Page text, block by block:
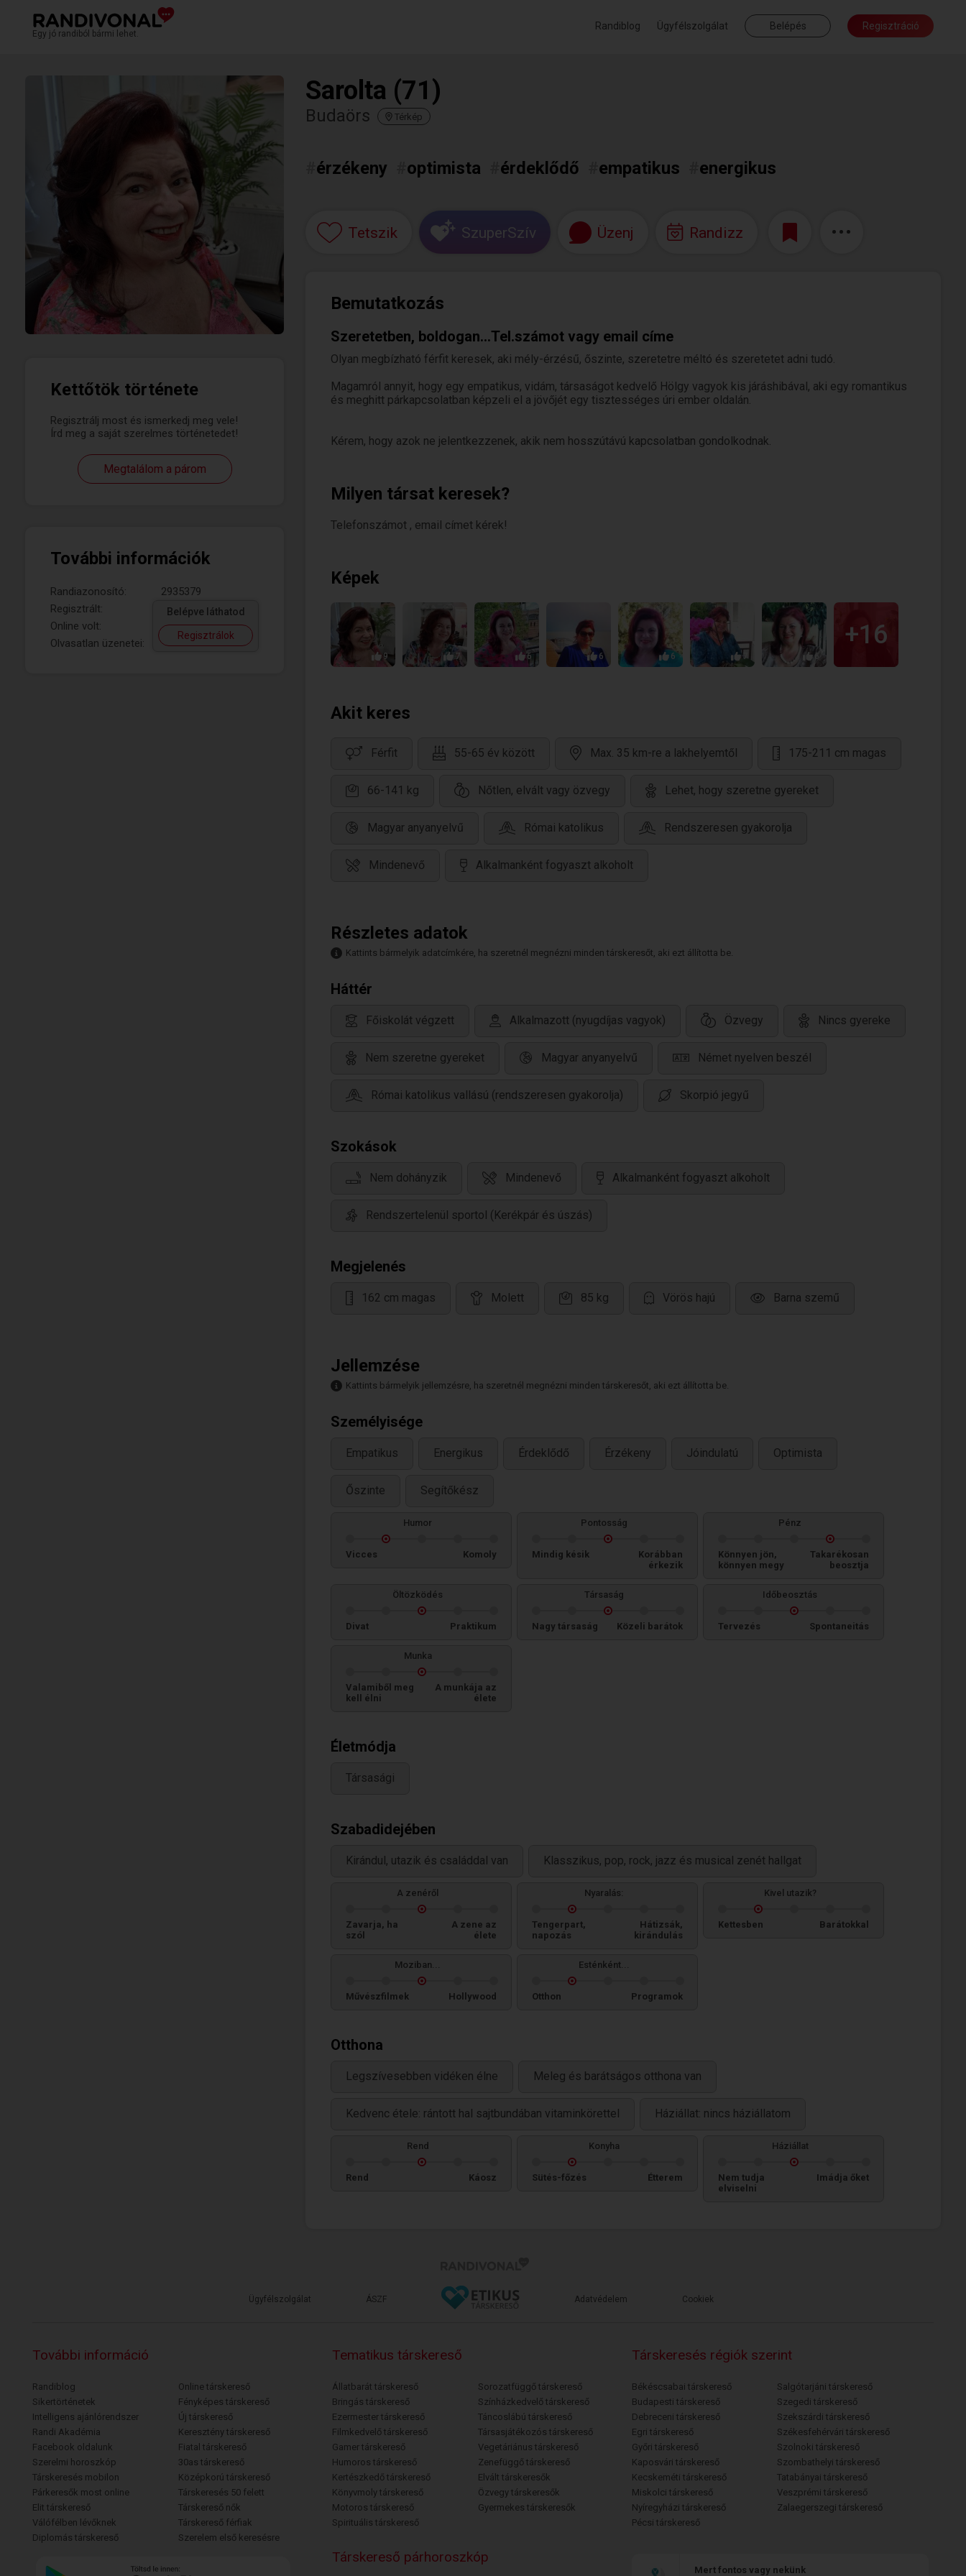
Egy jó randiból bármi lehet.
Randiblog Ügyfélszolgálat Belépés Regisztráció
Kettőtök története
Regisztrálj most és ismerkedj meg vele!
Írd meg a saját szerelmes történetedet!
Megtalálom a párom
További információk
Randiazonosító:
2935379
Regisztrált:
Online volt:
Olvasatlan üzenetei:
Belépve láthatod
Regisztrálok
Sarolta (71)
Budaörs Térkép
érzékeny optimista érdeklődő empatikus energikus
Tetszik SzuperSzív Üzenj Randizz
Bemutatkozás
Szeretetben, boldogan...Tel.számot vagy email címe
Olyan megbízható férfit keresek, aki mély-érzésű, őszinte, szeretetre méltó és szeretetet adni tudó.
Magamról annyit, hogy egy empatikus, vidám, társaságot kedvelő Hölgy vagyok kis járáshibával, aki egy romantikus
és meghitt párkapcsolatban képzeli el a jövőjét egy tisztességes úri ember oldalán.
Kérem, hogy azok ne jelentkezzenek, akik nem hosszútávú kapcsolatban gondolkodnak.
Milyen társat keresek?
Telefonszámot , email címet kérek!
Képek
9 7 6 6 6 6
+16
Akit keres
Férfit 55-65 év között Max. 35 km-re a lakhelyemtől 175-211 cm magas
66-141 kg Nőtlen, elvált vagy özvegy Lehet, hogy szeretne gyereket
Magyar anyanyelvű Római katolikus Rendszeresen gyakorolja
Mindenevő Alkalmanként fogyaszt alkoholt
Részletes adatok
Kattints bármelyik adatcímkére, ha szeretnél megnézni minden társkeresőt, aki ezt állította be.
Háttér
Főiskolát végzett Alkalmazott (nyugdíjas vagyok) Özvegy Nincs gyereke
Nem szeretne gyereket Magyar anyanyelvű Német nyelven beszél
Római katolikus vallású (rendszeresen gyakorolja) Skorpió jegyű
Szokások
Nem dohányzik Mindenevő Alkalmanként fogyaszt alkoholt
Rendszertelenül sportol (Kerékpár és úszás)
Megjelenés
162 cm magas Molett 85 kg Vörös hajú Barna szemű
Jellemzése
Kattints bármelyik jellemzésre, ha szeretnél megnézni minden társkeresőt, aki ezt állította be.
Személyisége
Empatikus Energikus Érdeklődő Érzékeny Jóindulatú Optimista
Őszinte Segítőkész
Humor
Vicces Komoly
Pontosság
Mindig késik
Korábban
érkezik
Pénz
Könnyen jön,
könnyen megy
Takarékosan
beosztja
Öltözködés
Divat Praktikum
Társaság
Nagy társaság Közeli barátok
Időbeosztás
Tervezés Spontaneitás
Munka
Valamiből meg
kell élni
A munkája az
élete
Életmódja
Társasági
Szabadidejében
Kirándul, utazik és családdal van Klasszikus, pop, rock, jazz és musical zenét hallgat
A zenéről
Zavarja, ha
szól
A zene az
élete
Nyaralás:
Tengerpart,
napozás
Hátizsák,
kirándulás
Kivel utazik?
Kettesben Barátokkal
Moziban...
Művészfilmek Hollywood
Esténként...
Otthon Programok
Otthona
Legszívesebben vidéken élne Meleg és barátságos otthona van
Kedvenc étele: rántott hal sajtbundában vitaminkörettel Háziállat: nincs háziállatom
Rend
Rend Káosz
Konyha
Sütés-főzés Étterem
Háziállat
Nem tudja
elviselni
Imádja őket
Ügyfélszolgálat ÁSZF Adatvédelem Cookiek
További információ
Randiblog
Sikertörténetek
Intelligens ajánlórendszer
Randi Akadémia
Facebook oldalunk
Szerelmi horoszkóp
Társkeresés mobilon
Párkeresők most online
Elit társkereső
Válófélben lévőknek
Diplomás társkereső
Online társkereső
Fényképes társkereső
Új társkereső
Keresztény társkereső
Fiatal társkereső
30as társkereső
Középkorú társkereső
Társkeresés 50 felett
Társkereső nők
Társkereső férfiak
Szerelem első keresésre
Tematikus társkereső
Állatbarát társkereső
Bringás társkereső
Ezermester társkereső
Filmkedvelő társkereső
Gamer társkereső
Humoros társkereső
Kertészkedő társkereső
Könyvmoly társkereső
Motoros társkereső
Spirituális társkereső
Sorozatfüggő társkereső
Színházkedvelő társkereső
Táncoslábú társkereső
Társasjátékozós társkereső
Vegetáriánus társkereső
Zenefüggő társkereső
Elvált társkeresők
Özvegy társkeresők
Gyermekes társkeresők
Társkeresés régiók szerint
Békéscsabai társkereső
Budapesti társkereső
Debreceni társkereső
Egri társkereső
Győri társkereső
Kaposvári társkereső
Kecskeméti társkereső
Miskolci társkereső
Nyíregyházi társkereső
Pécsi társkereső
Salgótarjáni társkereső
Szegedi társkereső
Szekszárdi társkereső
Székesfehérvári társkereső
Szolnoki társkereső
Szombathelyi társkereső
Tatabányai társkereső
Veszprémi társkereső
Zalaegerszegi társkereső
Társkereső párhoroszkóp
Mert fontos vagy nekünk